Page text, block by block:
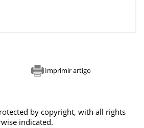
Imprimir artigo
by copyright, with all rights
indicated.